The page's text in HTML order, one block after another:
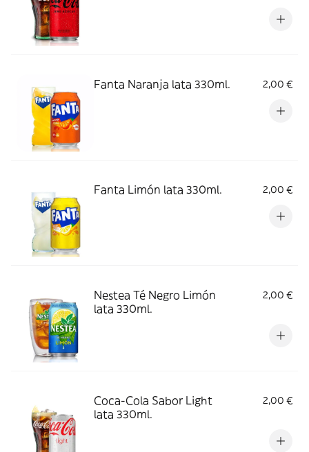
Fanta Naranja lata 330ml. 2,00 €
Fanta Limón lata 330ml. 2,00 €
Nestea Té Negro Limón
lata 330ml.
2,00 €
Coca-Cola Sabor Light
lata 330ml.
2,00 €